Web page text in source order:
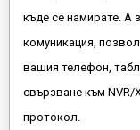
къде се намирате. А
комуникация,
вашия телефон,
свързване към NVR/
протокол.